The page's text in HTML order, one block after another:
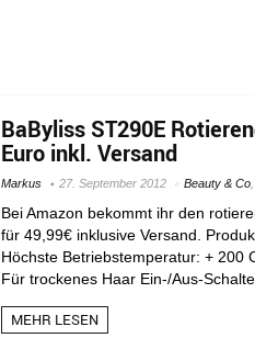
BaByliss ST290E
Euro inkl. Versand
Markus 27. September 2012 Beauty & Co
Bei Amazon bekommt ihr den
für 49,99€ inklusive Versand.
Höchste Betriebstemperatur: + 200
Für trockenes Haar Ein-/Aus-
MEHR LESEN